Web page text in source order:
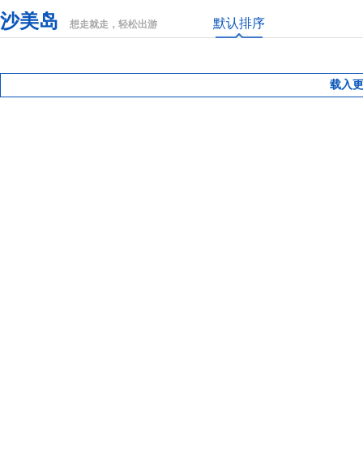
沙美岛 想走就走，轻松出游 默认排序
载入